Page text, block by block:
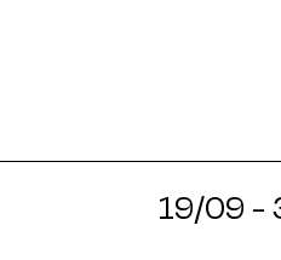
19/09 -